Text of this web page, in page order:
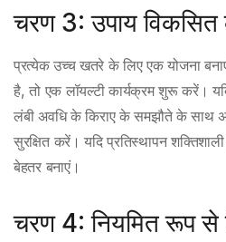
चरण 3: उपाय
प्रत्येक उच्च खतरे के लिए एक योजना
है, तो एक लॉयल्टी कार्यक्रम शुरू करें।
लंबी अवधि के किराए के समझौते के साथ
सुरक्षित करें। यदि प्रतिस्थापन
बेहतर बनाएं।
चरण 4: नियमित रूप से